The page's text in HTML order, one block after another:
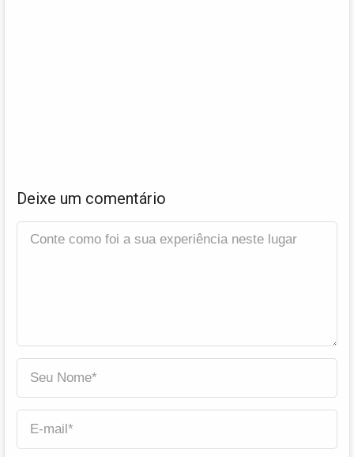
Deixe um comentário